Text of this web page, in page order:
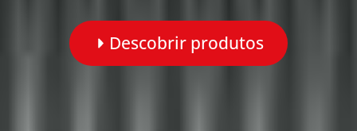
Descobrir produtos